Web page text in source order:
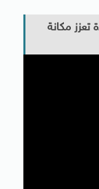
تعزز مكانة